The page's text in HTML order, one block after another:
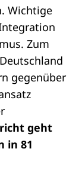
Wichtige
Zum
gegenüber
geht
in 81